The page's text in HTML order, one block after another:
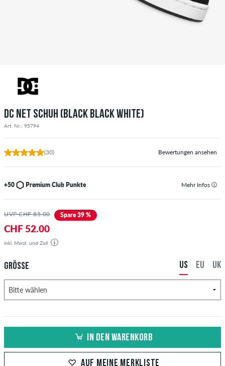
DC NET SCHUH (BLACK BLACK WHITE)
Art. Nr.: 95794
(30) Bewertungen ansehen
+50 Premium Club Punkte Mehr Infos
UVP CHF 85.00 Spare 39 %
CHF 52.00
inkl. Mwst. und Zoll
GRÖSSE UK
EU
US
IN DEN WARENKORB
AUF MEINE MERKLISTE